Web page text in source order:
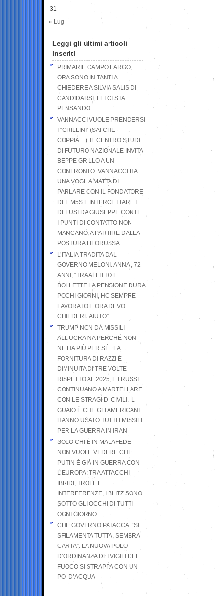
31
« Lug
Leggi gli ultimi articoli
inseriti
PRIMARIE CAMPO LARGO,
ORA SONO IN TANTI A
CHIEDERE A SILVIA SALIS DI
CANDIDARSI: LEI CI STA
PENSANDO
VANNACCI VUOLE PRENDERSI
I “GRILLINI” (SAI CHE
COPPIA…). IL CENTRO STUDI
DI FUTURO NAZIONALE INVITA
BEPPE GRILLO A UN
CONFRONTO. VANNACCI HA
UNA VOGLIA MATTA DI
PARLARE CON IL FONDATORE
DEL M5S E INTERCETTARE I
DELUSI DA GIUSEPPE CONTE.
I PUNTI DI CONTATTO NON
MANCANO, A PARTIRE DALLA
POSTURA FILORUSSA
L’ITALIA TRADITA DAL
GOVERNO MELONI. ANNA , 72
ANNI; “TRA AFFITTO E
BOLLETTE LA PENSIONE DURA
POCHI GIORNI, HO SEMPRE
LAVORATO E ORA DEVO
CHIEDERE AIUTO”
TRUMP NON DÀ MISSILI
ALL’UCRAINA PERCHÉ NON
NE HA PIÙ PER SÉ : LA
FORNITURA DI RAZZI È
DIMINUITA DI TRE VOLTE
RISPETTO AL 2025, E I RUSSI
CONTINUANO A MARTELLARE
CON LE STRAGI DI CIVILI. IL
GUAIO È CHE GLI AMERICANI
HANNO USATO TUTTI I MISSILI
PER LA GUERRA IN IRAN
SOLO CHI È IN MALAFEDE
NON VUOLE VEDERE CHE
PUTIN È GIÀ IN GUERRA CON
L’EUROPA: TRA ATTACCHI
IBRIDI, TROLL E
INTERFERENZE, I BLITZ SONO
SOTTO GLI OCCHI DI TUTTI
OGNI GIORNO
CHE GOVERNO PATACCA. “SI
SFILAMENTA TUTTA, SEMBRA
CARTA”. LA NUOVA POLO
D’ORDINANZA DEI VIGILI DEL
FUOCO SI STRAPPA CON UN
PO’ D’ACQUA